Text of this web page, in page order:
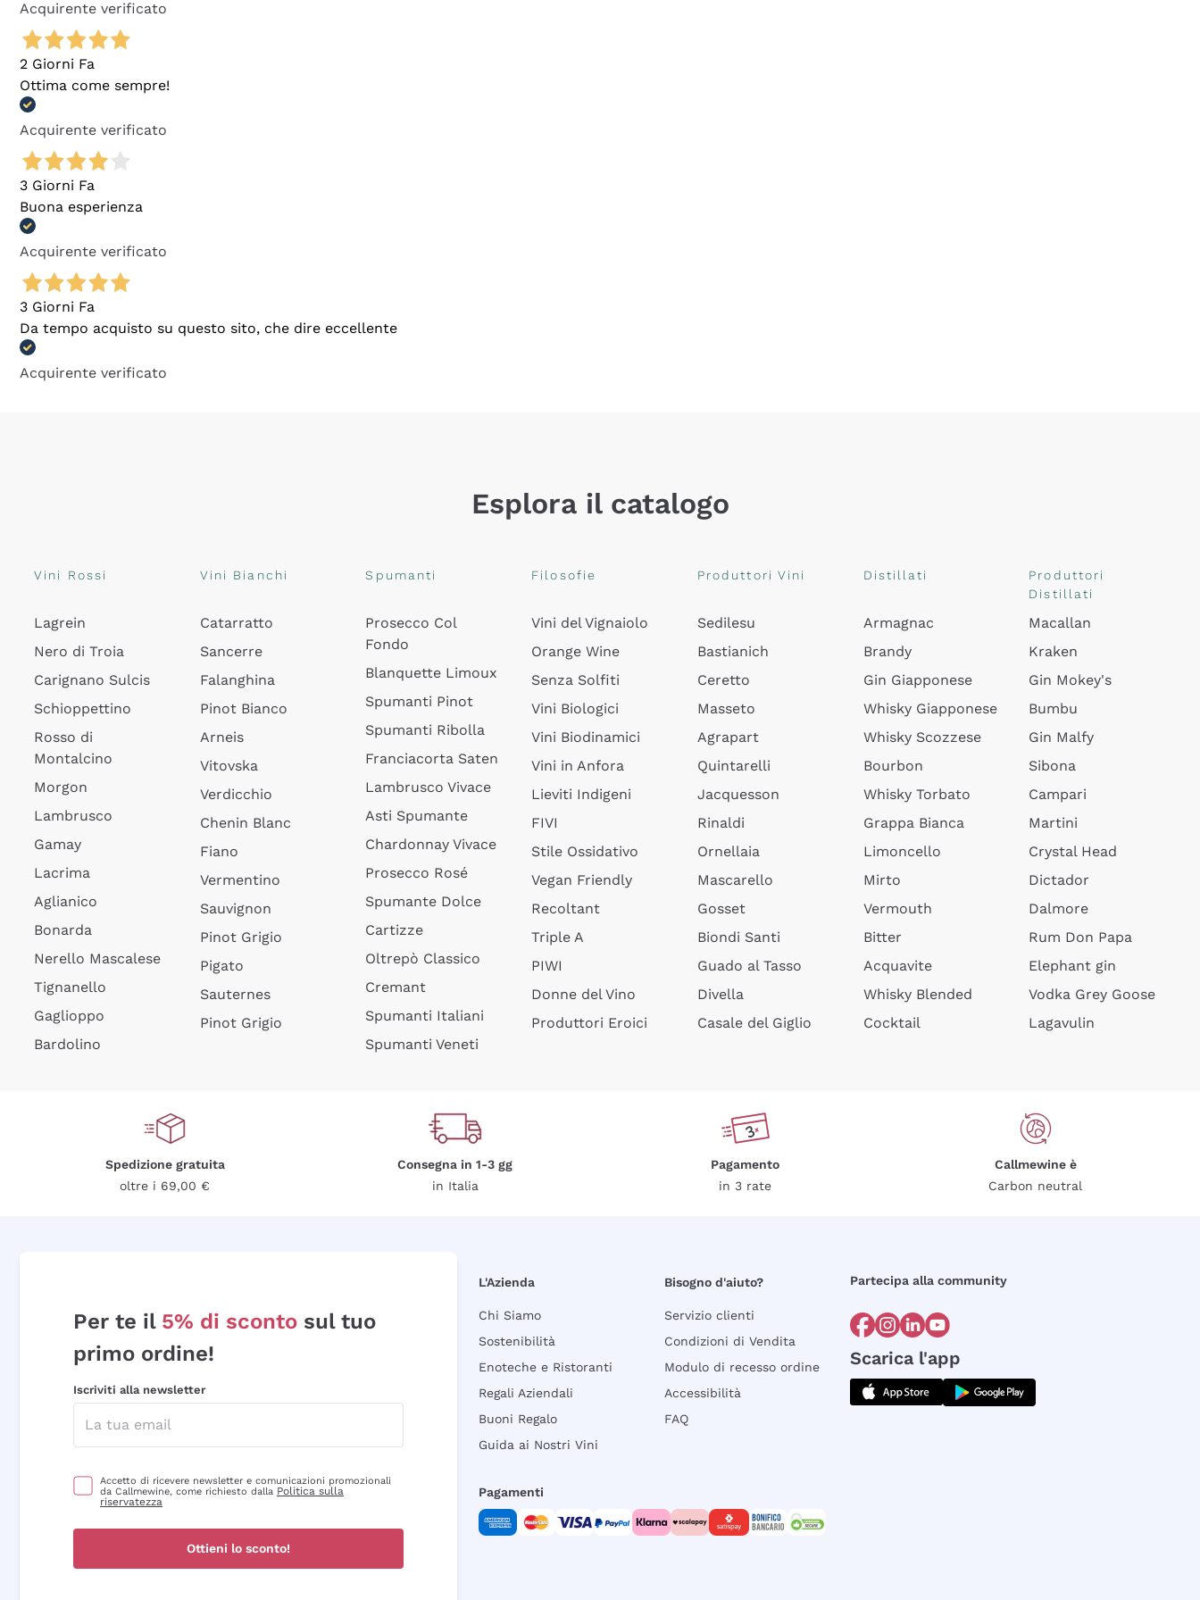
Acquirente verificato
2 Giorni Fa
Ottima come sempre!
Acquirente verificato
3 Giorni Fa
Buona esperienza
Acquirente verificato
3 Giorni Fa
Da tempo acquisto su questo sito, che dire eccellente
Acquirente verificato
Esplora il catalogo
Vini Rossi
Lagrein
Nero di Troia
Carignano Sulcis
Schioppettino
Rosso di
Montalcino
Morgon
Lambrusco
Gamay
Lacrima
Aglianico
Bonarda
Nerello Mascalese
Tignanello
Gaglioppo
Bardolino
Vini Bianchi
Catarratto
Sancerre
Falanghina
Pinot Bianco
Arneis
Vitovska
Verdicchio
Chenin Blanc
Fiano
Vermentino
Sauvignon
Pinot Grigio
Pigato
Sauternes
Pinot Grigio
Spumanti
Prosecco Col
Fondo
Blanquette Limoux
Spumanti Pinot
Spumanti Ribolla
Franciacorta Saten
Lambrusco Vivace
Asti Spumante
Chardonnay Vivace
Prosecco Rosé
Spumante Dolce
Cartizze
Oltrepò Classico
Cremant
Spumanti Italiani
Spumanti Veneti
Filosofie
Vini del Vignaiolo
Orange Wine
Senza Solfiti
Vini Biologici
Vini Biodinamici
Vini in Anfora
Lieviti Indigeni
FIVI
Stile Ossidativo
Vegan Friendly
Recoltant
Triple A
PIWI
Donne del Vino
Produttori Eroici
Produttori Vini
Sedilesu
Bastianich
Ceretto
Masseto
Agrapart
Quintarelli
Jacquesson
Rinaldi
Ornellaia
Mascarello
Gosset
Biondi Santi
Guado al Tasso
Divella
Casale del Giglio
Distillati
Armagnac
Brandy
Gin Giapponese
Whisky Giapponese
Whisky Scozzese
Bourbon
Whisky Torbato
Grappa Bianca
Limoncello
Mirto
Vermouth
Bitter
Acquavite
Whisky Blended
Cocktail
Produttori
Distillati
Macallan
Kraken
Gin Mokey's
Bumbu
Gin Malfy
Sibona
Campari
Martini
Crystal Head
Dictador
Dalmore
Rum Don Papa
Elephant gin
Vodka Grey Goose
Lagavulin
Spedizione gratuita
oltre i 69,00 €
Consegna in 1-3 gg
in Italia
Pagamento
in 3 rate
Callmewine è
Carbon neutral
Per te il 5% di sconto sul tuo
primo ordine!
Iscriviti alla newsletter
Accetto di ricevere newsletter e comunicazioni promozionali
da Callmewine, come richiesto dalla Politica sulla
riservatezza
Ottieni lo sconto!
L'Azienda
Chi Siamo
Sostenibilità
Enoteche e Ristoranti
Regali Aziendali
Buoni Regalo
Guida ai Nostri Vini
Bisogno d'aiuto?
Servizio clienti
Condizioni di Vendita
Modulo di recesso ordine
Accessibilità
FAQ
Partecipa alla community
Scarica l'app
Pagamenti